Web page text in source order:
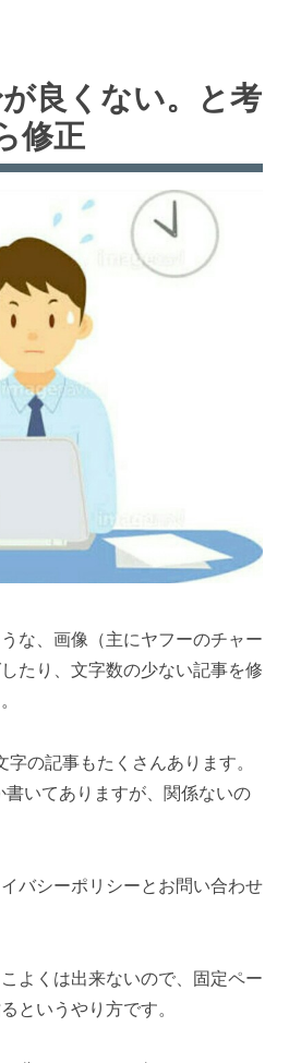
良くない。と考
修正
な、画像（主にヤフーのチャー
たり、文字数の少ない記事を修
の記事もたくさんあります。
いてありますが、関係ないの
バシーポリシーとお問い合わせ
よくは出来ないので、固定ペー
というやり方です。